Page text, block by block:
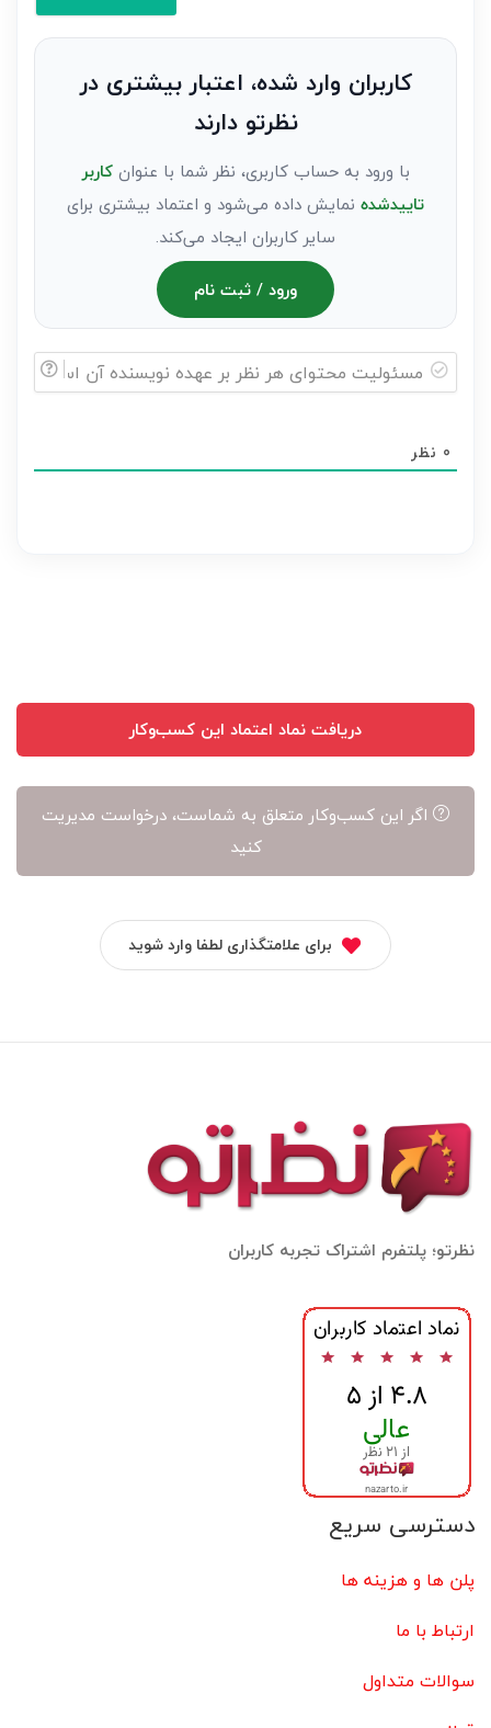
نظر
کاربران وارد شده، اعتبار بیشتری در
نظرتو دارند
با ورود به حساب کاربری، نظر شما با عنوانکاربر
تاییدشده نمایش داده می‌شود و اعتماد بیشتری برای
سایر کاربران ایجاد می‌کند.
ورود / ثبت نام
هر
0 نظر
دریافت نماد اعتماد این کسب‌وکار
اگر این کسب‌وکار متعلق به شماست، درخواست مدیریت
کنید
برای علامتگذاری لطفا وارد شوید
نظرتو؛ پلتفرم اشتراک تجربه کاربران
دسترسی سریع
پلن ها و هزینه ها
ارتباط با ما
سوالات متداول